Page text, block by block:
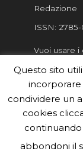
Redazione
ISSN:
Vuoi usare
Informativa
Informatva
Per la
inviarci le
il form
Questo sito
incorporare
condividere un
cookies
continuando
abbondoni il